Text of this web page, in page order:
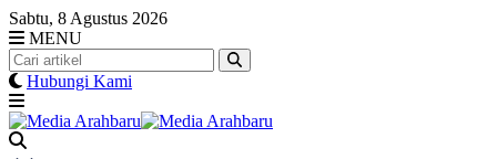
Skip
to
content
Sabtu, 8 Agustus 2026
MENU
Hubungi Kami